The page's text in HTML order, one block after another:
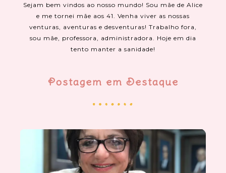
Sejam bem vindos ao nosso mundo! Sou mãe de Alice
e me tornei mãe aos 41. Venha viver as nossas
venturas, aventuras e desventuras! Trabalho fora,
sou mãe, professora, administradora. Hoje em dia
tento manter a sanidade!
Postagem em Destaque